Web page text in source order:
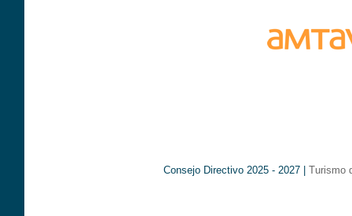
Consejo Directivo 2025 - 2027 | Turismo